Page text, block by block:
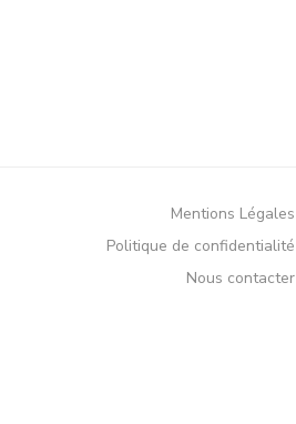
Mentions Légales
Politique de confidentialité
Nous contacter